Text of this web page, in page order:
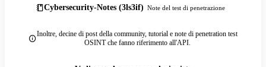
Cybersecurity-Notes (3ls3if) Note del test di penetrazione
Inoltre, decine di post della community, tutorial e note di penetration test
OSINT che fanno riferimento all'API.